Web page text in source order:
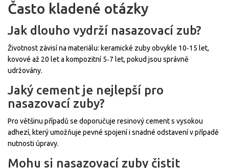
Často kladené otázky
Jak dlouho vydrží nasazovací zub?
Životnost závisí na materiálu: keramické zuby obvykle 10‑15 let,
kovové až 20 let a kompozitní 5‑7 let, pokud jsou správně
udržovány.
Jaký cement je nejlepší pro
nasazovací zuby?
Pro většinu případů se doporučuje resinový cement s vysokou
adhezí, který umožňuje pevné spojení i snadné odstavení v případě
nutnosti úpravy.
Mohu si nasazovací zuby čistit